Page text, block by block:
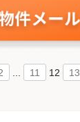
11 12 13